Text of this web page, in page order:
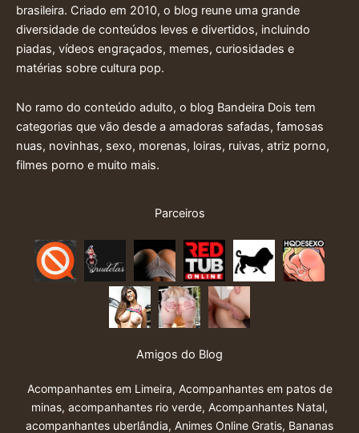
brasileira. Criado em 2010, o blog reune uma grande
diversidade de conteúdos leves e divertidos, incluindo
piadas, vídeos engraçados, memes, curiosidades e
matérias sobre cultura pop.
No ramo do conteúdo adulto, o blog Bandeira Dois tem
categorias que vão desde a amadoras safadas, famosas
nuas, novinhas, sexo, morenas, loiras, ruivas, atriz porno,
filmes porno e muito mais.
Parceiros
Amigos do Blog
Acompanhantes em Limeira, Acompanhantes em patos de
minas, acompanhantes rio verde, Acompanhantes Natal,
acompanhantes uberlândia, Animes Online Gratis, Bananas